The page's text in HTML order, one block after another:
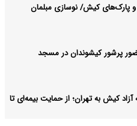
در سواحل و پارک‌های کیش/ نوسازی مبلمان
پرشور کیشوندان در مسجد
کیش به تهران؛ از حمایت بیمه‌ای تا